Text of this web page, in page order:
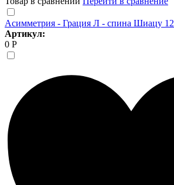
Асимметрия - Грация Л - спина Шиацу 12
Артикул:
0 Р